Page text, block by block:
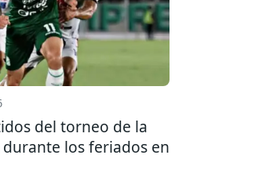
del torneo de la
los feriados en